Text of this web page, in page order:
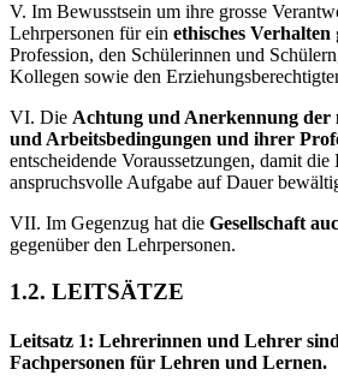
V. Im Bewusstsein um ihre grosse
Lehrpersonen für ein ethisches Verhalten
Profession, den Schülerinnen und
Kollegen sowie den
VI. Die Achtung und Anerkennung der
und Arbeitsbedingungen und ihrer
entscheidende Voraussetzungen, damit
anspruchsvolle Aufgabe auf Dauer
VII. Im Gegenzug hat die Gesellschaft
gegenüber den Lehrpersonen.
1.2. LEITSÄTZE
Leitsatz 1: Lehrerinnen und Lehrer
Fachpersonen für Lehren und Lernen.